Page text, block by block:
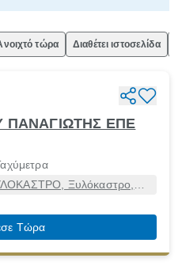
τώρα Διαθέτει ιστοσελίδα
ΠΑΝΑΓΙΩΤΗΣ ΕΠΕ
Ξυλόκαστρο,
20100
Τώρα